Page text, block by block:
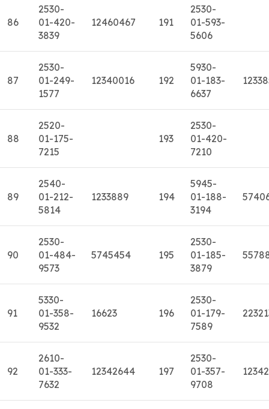
86
2530-
01-420-
3839
12460467 191
2530-
01-593-
5606
87
2530-
01-249-
1577
12340016 192
5930-
01-183-
6637
88
2520-
01-175-
7215
193
2530-
01-420-
7210
89
2540-
01-212-
5814
1233889 194
5945-
01-188-
3194
90
2530-
01-484-
9573
5745454 195
2530-
01-185-
3879
91
5330-
01-358-
9532
16623 196
2530-
01-179-
7589
92
2610-
01-333-
7632
12342644 197
2530-
01-357-
9708